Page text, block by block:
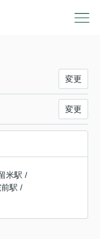
変更
変更
米駅 /
駅 /